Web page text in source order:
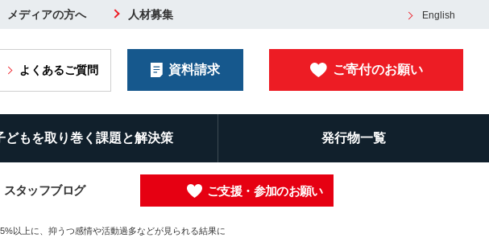
メディアの方へ 人材募集 English
よくあるご質問 資料請求 ご寄付のお願い
どもを取り巻く課題と解決策 発行物一覧
スタッフブログ ご支援・参加のお願い
以上に、抑うつ感情や活動過多などが見られる結果に